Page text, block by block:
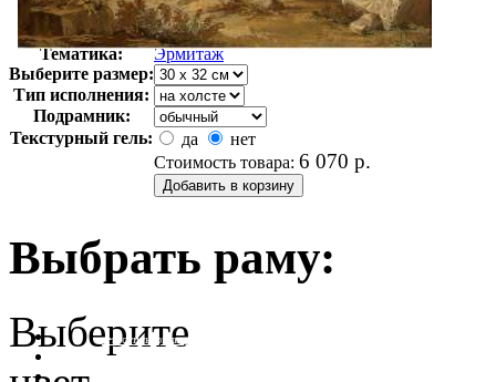
Автор:
Неизвестно
Арт-стиль
Русская живопись XIX века
Тематика:
Эрмитаж
Выберите размер:
Тип исполнения:
Подрамник:
Текстурный гель:
да
нет
Стоимость товара: 6 070 р.
Выбрать раму:
очистить фильтр цвета
Выберите